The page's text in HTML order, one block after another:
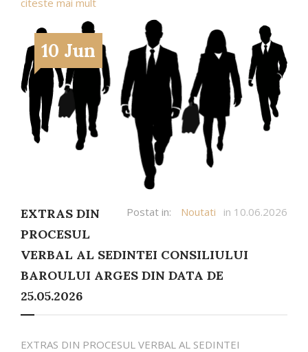
10 Jun
Postat in: Noutati in 10.06.2026
EXTRAS DIN
PROCESUL
VERBAL AL SEDINTEI CONSILIULUI
BAROULUI ARGES DIN DATA DE
25.05.2026
EXTRAS DIN PROCESUL VERBAL AL SEDINTEI